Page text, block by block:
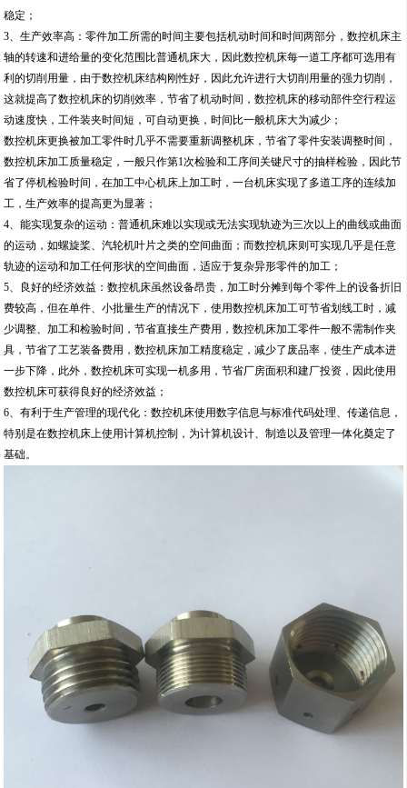
稳定；
3、生产效率高：零件加工所需的时间主要包括机动时间和时间两部分，数控机床主
轴的转速和进给量的变化范围比普通机床大，因此数控机床每一道工序都可选用有
利的切削用量，由于数控机床结构刚性好，因此允许进行大切削用量的强力切削，
这就提高了数控机床的切削效率，节省了机动时间，数控机床的移动部件空行程运
动速度快，工件装夹时间短，可自动更换，时间比一般机床大为减少；
数控机床更换被加工零件时几乎不需要重新调整机床，节省了零件安装调整时间，
数控机床加工质量稳定，一般只作第1次检验和工序间关键尺寸的抽样检验，因此节
省了停机检验时间，在加工中心机床上加工时，一台机床实现了多道工序的连续加
工，生产效率的提高更为显著；
4、能实现复杂的运动：普通机床难以实现或无法实现轨迹为三次以上的曲线或曲面
的运动，如螺旋桨、汽轮机叶片之类的空间曲面；而数控机床则可实现几乎是任意
轨迹的运动和加工任何形状的空间曲面，适应于复杂异形零件的加工；
5、良好的经济效益：数控机床虽然设备昂贵，加工时分摊到每个零件上的设备折旧
费较高，但在单件、小批量生产的情况下，使用数控机床加工可节省划线工时，减
少调整、加工和检验时间，节省直接生产费用，数控机床加工零件一般不需制作夹
具，节省了工艺装备费用，数控机床加工精度稳定，减少了废品率，使生产成本进
一步下降，此外，数控机床可实现一机多用，节省厂房面积和建厂投资，因此使用
数控机床可获得良好的经济效益；
6、有利于生产管理的现代化：数控机床使用数字信息与标准代码处理、传递信息，
特别是在数控机床上使用计算机控制，为计算机设计、制造以及管理一体化奠定了
基础。